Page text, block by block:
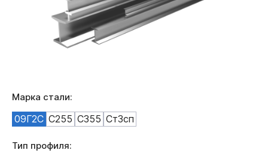
Марка стали:
09Г2С С255 С355 Ст3сп
Тип профиля: